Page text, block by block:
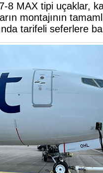
8 MAX tipi uçaklar,
montajının
tarifeli seferlere